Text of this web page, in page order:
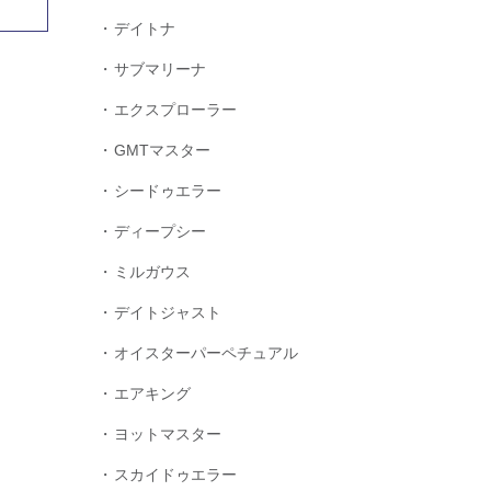
デイトナ
サブマリーナ
エクスプローラー
GMTマスター
シードゥエラー
ディープシー
ミルガウス
デイトジャスト
オイスターパーペチュアル
エアキング
ヨットマスター
スカイドゥエラー